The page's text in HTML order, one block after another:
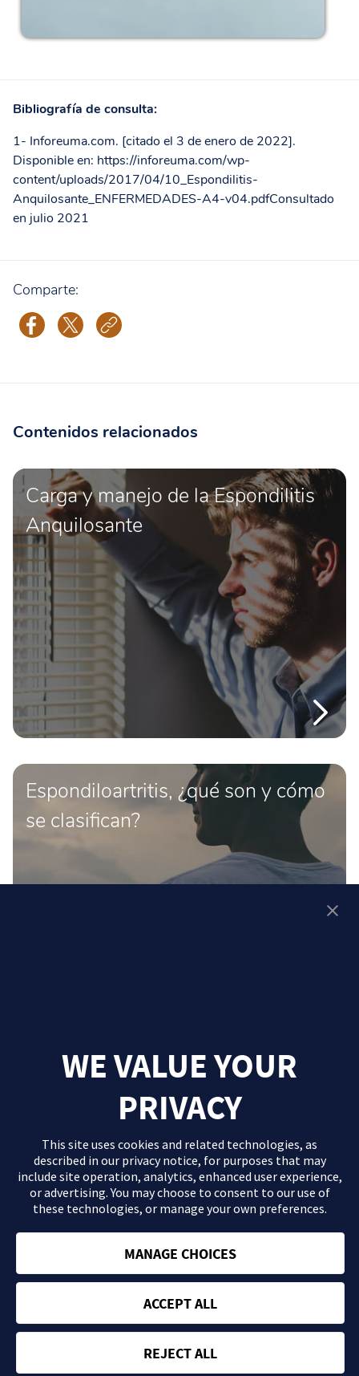
Bibliografía de consulta:
1- Inforeuma.com. [citado el 3 de enero de 2022].
Disponible en: https://inforeuma.com/wp-
content/uploads/2017/04/10_Espondilitis-
Anquilosante_ENFERMEDADES-A4-v04.pdfConsultado
en julio 2021
Comparte:
Contenidos relacionados
Carga y manejo de la Espondilitis
Anquilosante
Espondiloartritis, ¿qué son y cómo
se clasifican?
El contenido que se proporciona en este sitio Web es información
médico. Consulta con tu profesional sanitario si tienes dudas
acerca de tu salud.
Política de privacidad Términos y condiciones
WE VALUE YOUR
PRIVACY
This site uses cookies and related technologies, as
described in our privacy notice, for purposes that may
include site operation, analytics, enhanced user experience,
or advertising. You may choose to consent to our use of
these technologies, or manage your own preferences.
MANAGE CHOICES
ACCEPT ALL
REJECT ALL